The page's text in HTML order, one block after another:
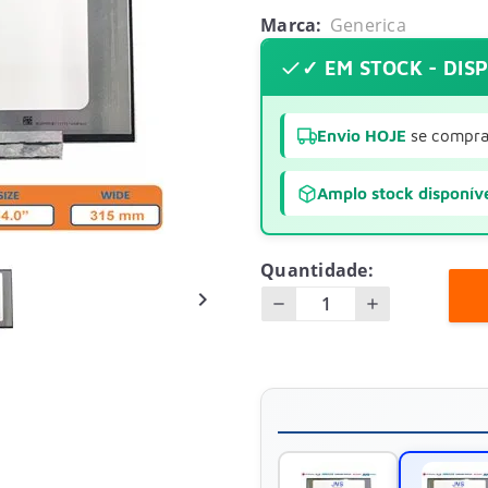

Marca: Generica
✓ EM STOCK -
Envio HOJE se
Amplo stock
Quantidade: